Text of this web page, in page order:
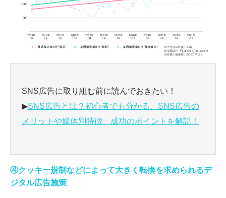
SNS広告に取り組む前に読んでおきたい！
▶SNS広告とは？初心者でも分かる、SNS広告の
メリットや媒体別特徴、成功のポイントを解説！
④クッキー規制などによって大きく転換を求められるデ
ジタル広告施策